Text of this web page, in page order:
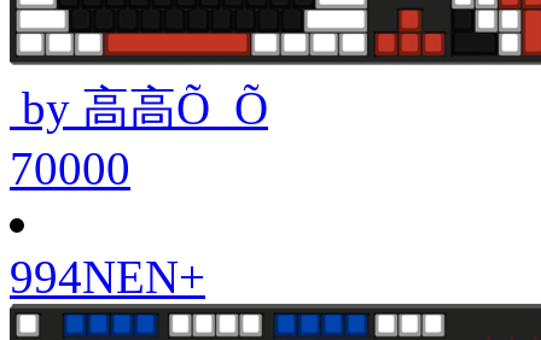
by 高高Õ_Õ
70000
994NEN+